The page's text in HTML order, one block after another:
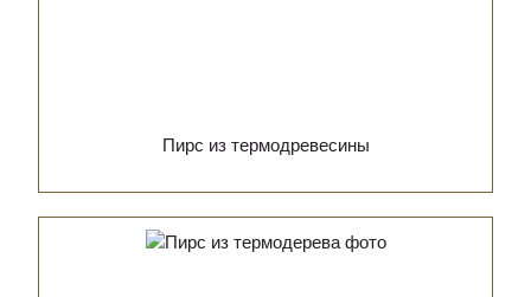
Пирс из термодревесины